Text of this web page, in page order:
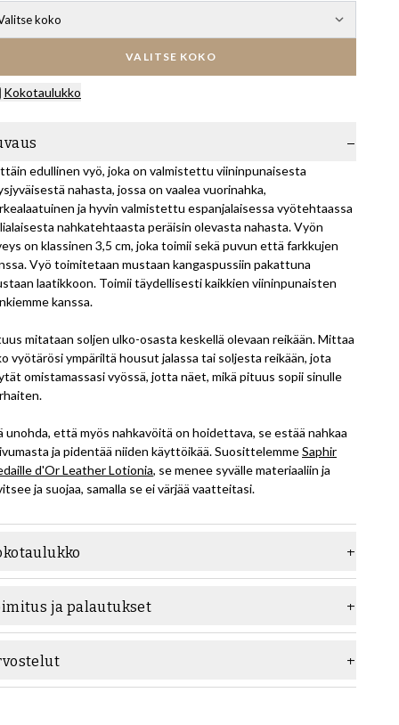
koko
VALITSE KOKO
Kokotaulukko
edullinen vyö, joka on valmistettu viininpunaisesta
nahasta, jossa on vaalea vuorinahka,
ja hyvin valmistettu espanjalaisessa vyötehtaassa
nahkatehtaasta peräisin olevasta nahasta. Vyön
on klassinen 3,5 cm, joka toimii sekä puvun että farkkujen
Vyö toimitetaan mustaan kangaspussiin pakattuna
laatikkoon. Toimii täydellisesti kaikkien viininpunaisten
kanssa.
mitataan soljen ulko-osasta keskellä olevaan reikään. Mittaa
vyötärösi ympäriltä housut jalassa tai soljesta reikään, jota
omistamassasi vyössä, jotta näet, mikä pituus sopii sinulle
unohda, että myös nahkavöitä on hoidettava, se estää nahkaa
ja pidentää niiden käyttöikää. SuosittelemmeSaphir
d'Or Leather Lotionia, se menee syvälle materiaaliin ja
ja suojaa, samalla se ei värjää vaatteitasi.
ja palautukset